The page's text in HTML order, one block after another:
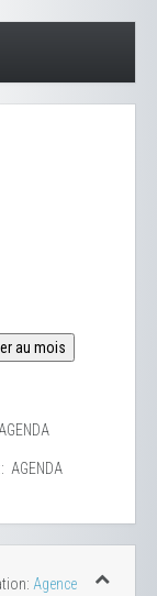
au mois
:: AGENDA
Agence